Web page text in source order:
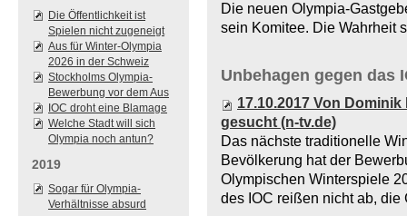
Die Öffentlichkeit ist
Spielen nicht zugeneigt
Aus für Winter-Olympia
2026 in der Schweiz
Stockholms Olympia-
Bewerbung vor dem Aus
IOC droht eine Blamage
Welche Stadt will sich
Olympia noch antun?
2019
Sogar für Olympia-
Verhältnisse absurd
Die neuen Olympia-
sein Komitee. Die Wahrheit
Unbehagen gegen das
17.10.2017 Von
gesucht (n-tv.de)
Das nächste traditionelle
Bevölkerung hat der
Olympischen Winterspiele
des IOC reißen nicht ab, die